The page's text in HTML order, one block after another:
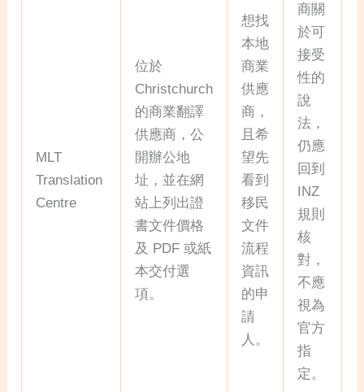
MLT
Translation
Centre
位於
Christchurch
的商業翻譯
供應商，公
開辦公地
址，並在網
站上列出證
書文件價格
及 PDF 或紙
本交付選
項。
想找
本地
商業
供應
商，
且希
望先
看到
移民
文件
流程
資訊
的申
請
人。
商關
於可
接受
性的
說
法，
仍應
回到
INZ
規則
核
對，
不應
視為
官方
指
定。